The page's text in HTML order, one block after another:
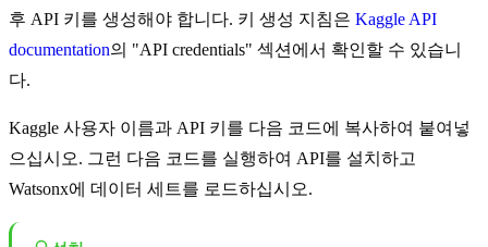
후 API 키를 생성해야 합니다. 키 생성 지침은 Kaggle API
documentation의 "API credentials" 섹션에서 확인할 수 있습니
다.
Kaggle 사용자 이름과 API 키를 다음 코드에 복사하여 붙여넣
으십시오. 그런 다음 코드를 실행하여 API를 설치하고
Watsonx에 데이터 세트를 로드하십시오.